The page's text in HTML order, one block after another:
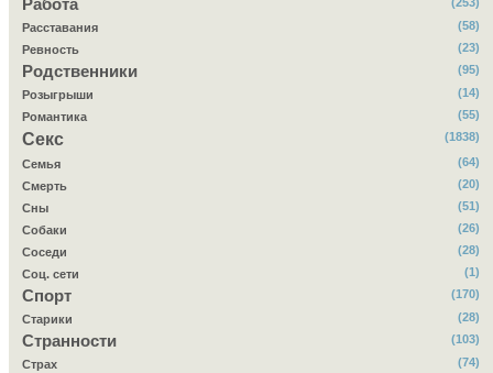
Работа
(253)
Расставания
(58)
Ревность
(23)
Родственники
(95)
Розыгрыши
(14)
Романтика
(55)
Секс (1838)
Семья
(64)
Смерть
(20)
Сны
(51)
Собаки
(26)
Соседи
(28)
Соц. сети
(1)
Спорт
(170)
Старики
(28)
Странности
(103)
Страх
(74)